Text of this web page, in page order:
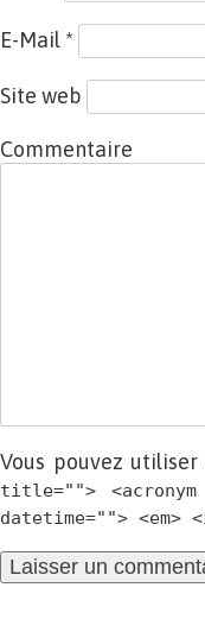
E-Mail *
Site web
Commentaire
Vous pouvez
title="">
datetime="">